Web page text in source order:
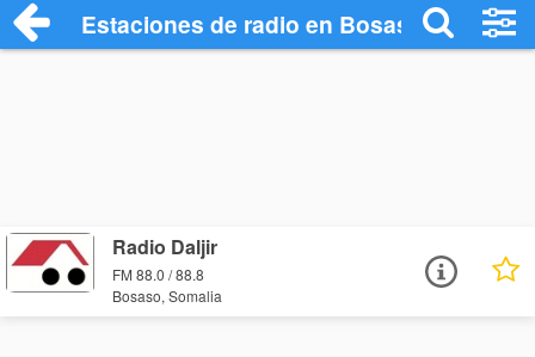
Estaciones de radio en Bosaso -
Radio Daljir
FM 88.0 / 88.8
Bosaso, Somalia